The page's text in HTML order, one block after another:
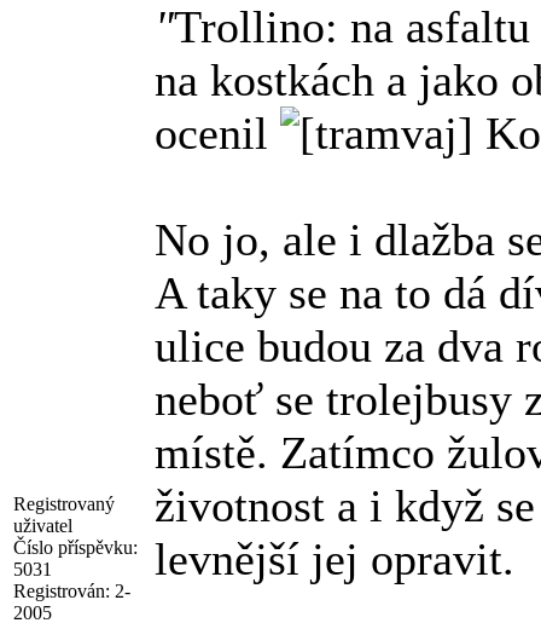
Registrovaný
uživatel
Číslo příspěvku:
5031
Registrován: 2-
2005
"Trollino: na asfaltu
na kostkách a jako
ocenil
No jo, ale i dlažba
A taky se na to dá
ulice budou za dva
neboť se trolejbusy
místě. Zatímco
životnost a i když
levnější jej opravit.